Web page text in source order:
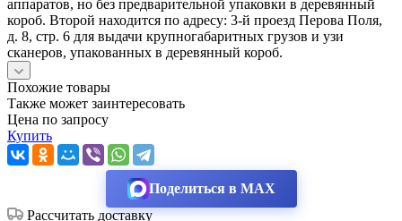
аппаратов, но без предварительной упаковки в деревянный
короб. Второй находится по адресу: 3-й проезд Перова Поля,
д. 8, стр. 6 для выдачи крупногабаритных грузов и узи
сканеров, упакованных в деревянный короб.
Похожие товары
Также может заинтересовать
Цена по запросу
Купить
Поделиться в MAX
Рассчитать доставку